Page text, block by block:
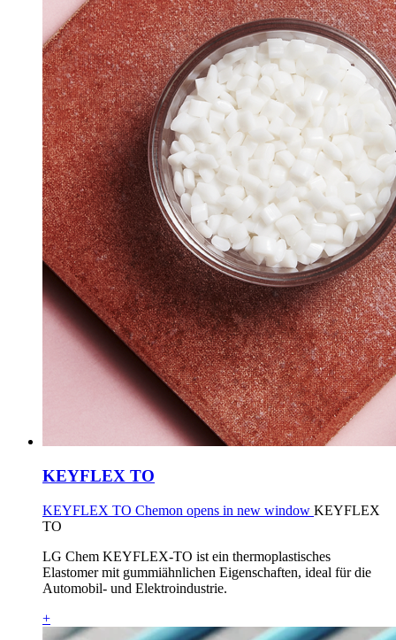
KEYFLEX TO
KEYFLEX TO Chemon opens in new window KEYFLEX
TO
LG Chem KEYFLEX-TO ist ein thermoplastisches
Elastomer mit gummiähnlichen Eigenschaften, ideal für die
Automobil- und Elektroindustrie.
+